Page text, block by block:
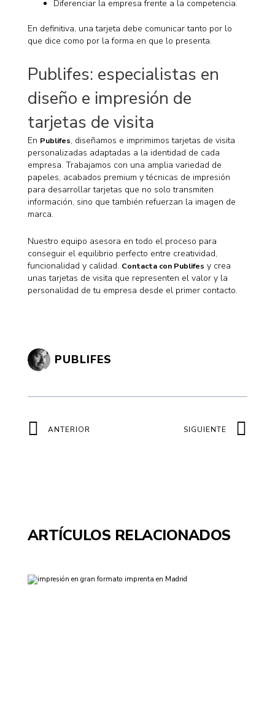
Diferenciar la empresa frente a la competencia.
En definitiva, una tarjeta debe comunicar tanto por lo
que dice como por la forma en que lo presenta.
Publifes: especialistas en
diseño e impresión de
tarjetas de visita
En Publifes, diseñamos e imprimimos tarjetas de visita
personalizadas adaptadas a la identidad de cada
empresa. Trabajamos con una amplia variedad de
papeles, acabados premium y técnicas de impresión
para desarrollar tarjetas que no solo transmiten
información, sino que también refuerzan la imagen de
marca.
Nuestro equipo asesora en todo el proceso para
conseguir el equilibrio perfecto entre creatividad,
funcionalidad y calidad. Contacta con Publifes y crea
unas tarjetas de visita que representen el valor y la
personalidad de tu empresa desde el primer contacto.
PUBLIFES
Ant
ANTERIOR SIGUIENTE
ARTÍCULOS RELACIONADOS